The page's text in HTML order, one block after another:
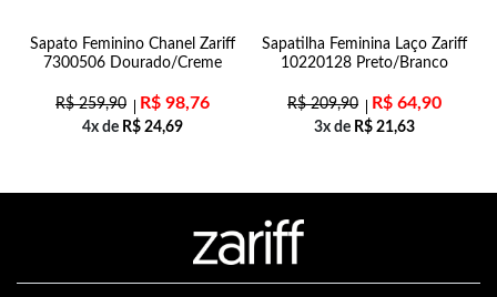
Sapato Feminino Chanel Zariff
7300506 Dourado/Creme
R$259,90 R$ 98,76
4x de R$ 24,69
Sapatilha Feminina Laço Zariff
10220128 Preto/Branco
R$209,90 R$ 64,90
3x de R$ 21,63